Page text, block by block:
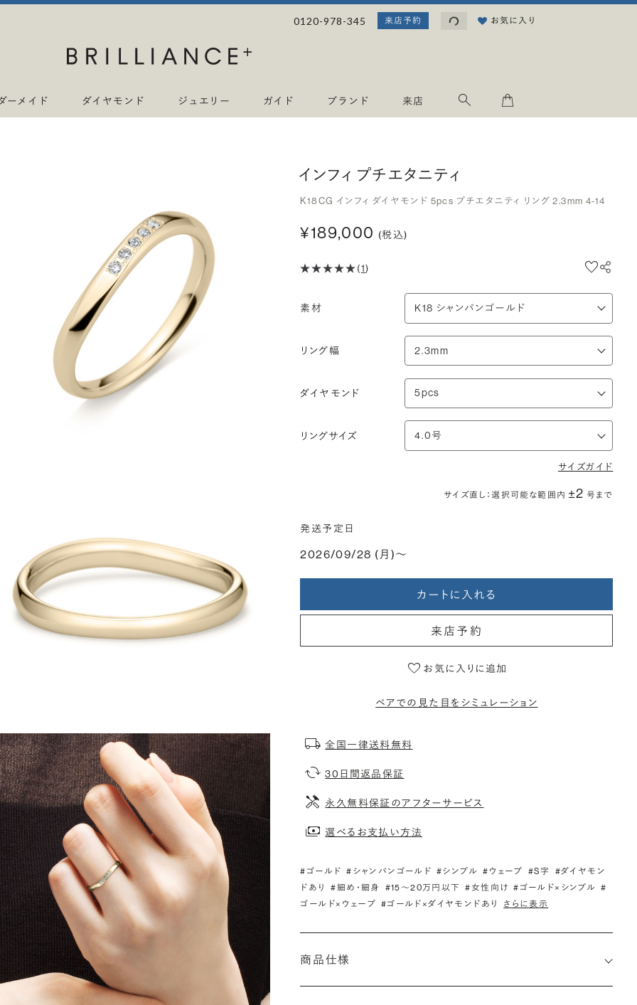
0120-978-345 来店予約 読み込み中...お気に入り
ーメイド ダイヤモンド ジュエリー ガイド ブランド 来店
インフィ プチエタニティ
K18CG インフィ ダイヤモンド 5pcs プチエタニティ リング 2.3mm 4-14
¥189,000 (税込)
(1)
素材
リング幅
ダイヤモンド
リングサイズ
サイズガイド
サイズ直し：選択可能な範囲内 ±2 号まで
発送予定日
2026/09/28 (月)〜
カートに入れる
来店予約
お気に入りに追加
ペアでの見た目をシミュレーション
全国一律送料無料
30日間返品保証
永久無料保証のアフターサービス
選べるお支払い方法
#ゴールド #シャンパンゴールド #シンプル #ウェーブ #S字
#ダイヤモン
ドあり
#細め・細身 #15〜20万円以下 #女性向け #ゴールド×シンプル #
ゴールド×ウェーブ #ゴールド×ダイヤモンドあり さらに表示
商品仕様